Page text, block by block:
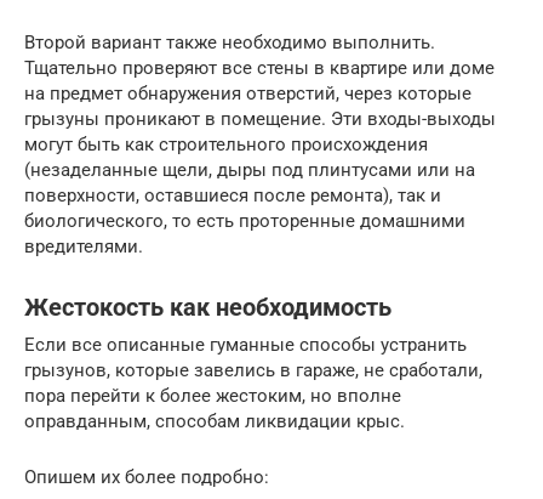
Второй вариант также необходимо выполнить.
Тщательно проверяют все стены в квартире или доме
на предмет обнаружения отверстий, через которые
грызуны проникают в помещение. Эти входы-выходы
могут быть как строительного происхождения
(незаделанные щели, дыры под плинтусами или на
поверхности, оставшиеся после ремонта), так и
биологического, то есть проторенные домашними
вредителями.
Жестокость как необходимость
Если все описанные гуманные способы устранить
грызунов, которые завелись в гараже, не сработали,
пора перейти к более жестоким, но вполне
оправданным, способам ликвидации крыс.
Опишем их более подробно: